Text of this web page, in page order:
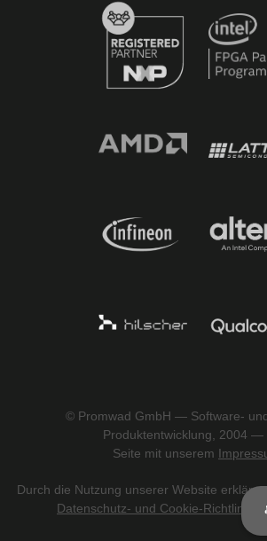
© Promwad GmbH — Software-
Produktentwicklung, 2004 —
Seite mit unserem
Durch die Nutzung unserer Website
Datenschutz- und Cookie-Richtlinie